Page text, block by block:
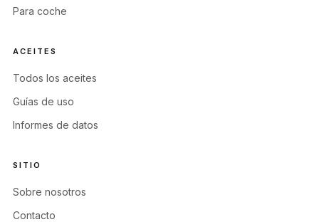
Para coche
ACEITES
Todos los aceites
Guías de uso
Informes de datos
SITIO
Sobre nosotros
Contacto